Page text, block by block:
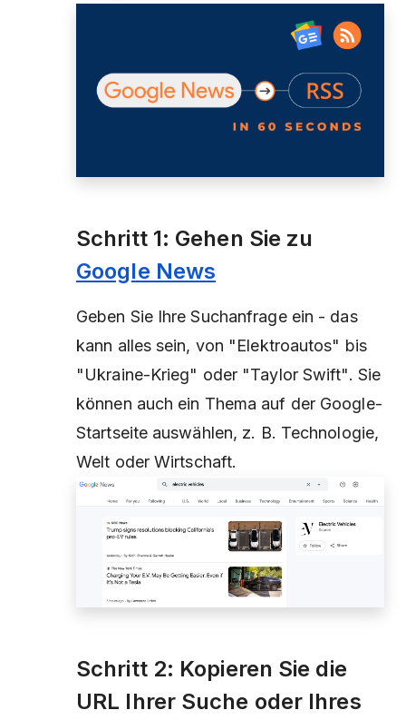
Schritt 1: Gehen Sie zu
Google News
Geben Sie Ihre Suchanfrage ein - das
kann alles sein, von "Elektroautos" bis
"Ukraine-Krieg" oder "Taylor Swift". Sie
können auch ein Thema auf der Google-
Startseite auswählen, z. B. Technologie,
Welt oderWirtschaft.
Schritt 2: Kopieren Sie die
URL Ihrer Suche oder Ihres